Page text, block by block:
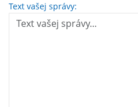
Text vašej správy: